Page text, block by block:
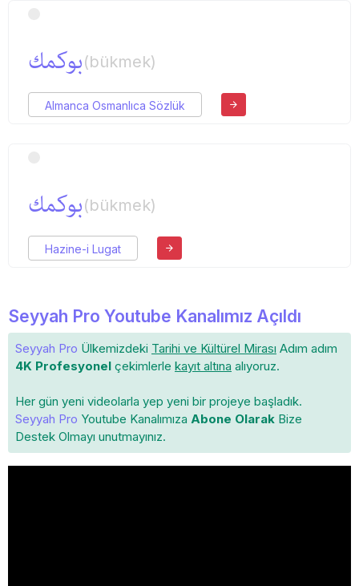
بوكمك(bükmek)
Almanca Osmanlıca Sözlük
بوكمك(bükmek)
Hazine-i Lugat
Seyyah Pro Youtube Kanalımız Açıldı
Seyyah Pro Ülkemizdeki Tarihi ve Kültürel Mirası Adım adım
4K Profesyonel çekimlerle kayıt altına alıyoruz.
Her gün yeni videolarla yep yeni bir projeye başladık.
Seyyah Pro Youtube Kanalımıza Abone Olarak Bize
Destek Olmayı unutmayınız.